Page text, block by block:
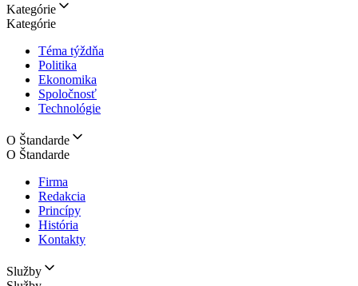
Kategórie
Kategórie
Téma týždňa
Politika
Ekonomika
Spoločnosť
Technológie
O Štandarde
O Štandarde
Firma
Redakcia
Princípy
História
Kontakty
Služby